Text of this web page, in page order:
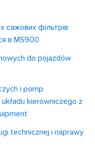
фільтрів
в MS900
do pojazdów
i pomp
kierowniczego z
technicznej i naprawy